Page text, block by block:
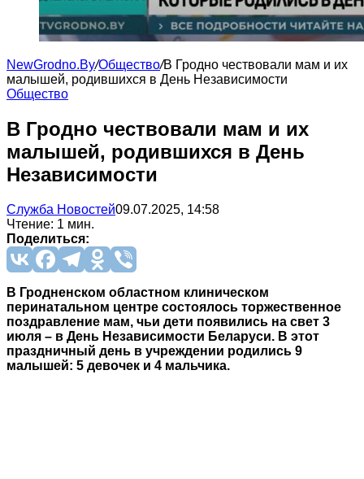
NewGrodno.By/Общество/В Гродно чествовали мам и их
малышей, родившихся в День Независимости
Общество
В Гродно чествовали мам и их
малышей, родившихся в День
Независимости
Служба Новостей09.07.2025, 14:58
Чтение: 1 мин.
Поделиться:
В Гродненском областном клиническом
перинатальном центре состоялось торжественное
поздравление мам, чьи дети появились на свет 3
июля – в День Независимости Беларуси. В этот
праздничный день в учреждении родились 9
малышей: 5 девочек и 4 мальчика.